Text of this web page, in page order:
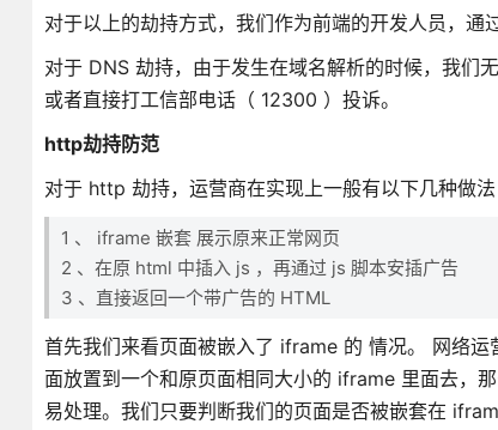
对于以上的劫持方式，我们作为前端的开发人员，通
对于 DNS 劫持，由于发生在域名解析的时候，我们
或者直接打工信部电话（ 12300 ）投诉。
http劫持防范
对于 http 劫持，运营商在实现上一般有以下几种做法
1 、 iframe 嵌套 展示原来正常网页
2 、在原 html 中插入 js ，再通过 js 脚本安插广告
3 、直接返回一个带广告的 HTML
首先我们来看页面被嵌入了 iframe 的 情况。 网络
面放置到一个和原页面相同大小的 iframe 里面去，
易处理。我们只要判断我们的页面是否被嵌套在